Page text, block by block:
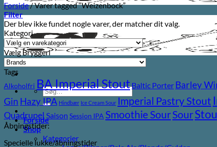
Søg
efter:
Forside
Shop
Kategorier
Forside/Varer tagged “Weizenbock”
Filter
Der blev ikke fundet nogle varer, der matcher dit valg.
Kategori
Vælg Bryggeri
Tags
Alkoholfri BA Imperial StoutBaltic Porter Barley
Gin Hazy IPA Hindbær Ice Cream Sour Imperial Pastry Stout
Quadrupel Saison Session IPA Smoothie SourSour
Åbningstider:
Specielle lukke/åbningstider